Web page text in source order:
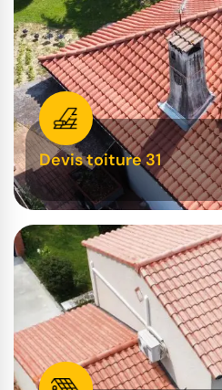
Devis toiture 31